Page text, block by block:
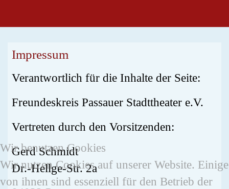
Impressum
Verantwortlich für die Inhalte der Seite:
Freundeskreis Passauer Stadttheater e.V.
Vertreten durch den Vorsitzenden:
Gerd Schmidt
Dr.-Hellge-Str. 2a
Wir benutzen Cookies
Wir nutzen Cookies auf unserer Website. Einige
von ihnen sind essenziell für den Betrieb der